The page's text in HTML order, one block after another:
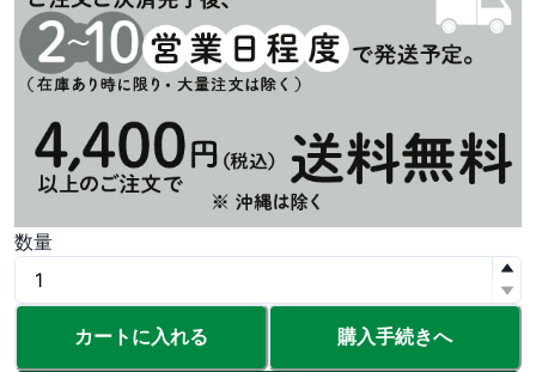
数量
カートに入れる 購入手続きへ